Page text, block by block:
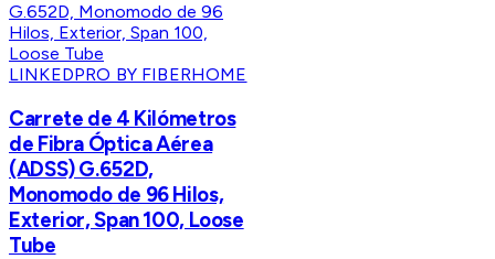
LINKEDPRO BY FIBERHOME
Carrete de 4 Kilómetros
de Fibra Óptica Aérea
(ADSS) G.652D,
Monomodo de 96 Hilos,
Exterior, Span 100, Loose
Tube